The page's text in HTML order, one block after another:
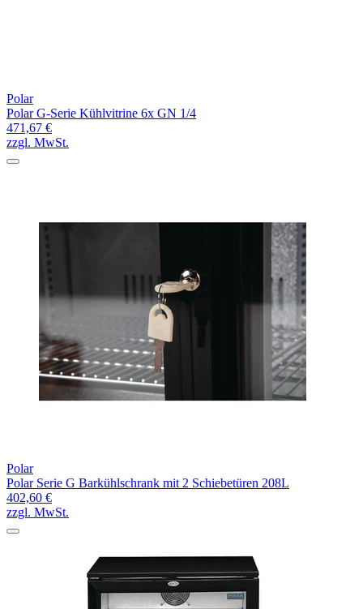
Polar
Polar G-Serie Kühlvitrine 6x GN 1/4
471,67 €
zzgl. MwSt.
Polar
Polar Serie G Barkühlschrank mit 2 Schiebetüren 208L
402,60 €
zzgl. MwSt.